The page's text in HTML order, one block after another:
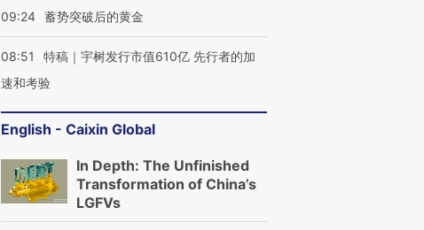
09:24 蓄势突破后的黄金
08:51
特稿｜宇树发行市值610亿 先行者的加
速和考验
English - Caixin Global
In Depth: The Unfinished
Transformation of China’s
LGFVs